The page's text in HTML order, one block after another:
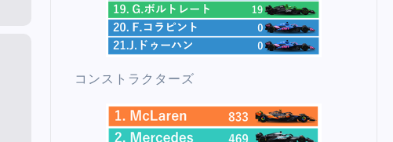
コンストラクターズ